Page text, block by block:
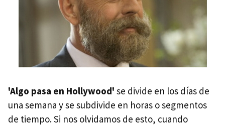
'Algo pasa en Hollywood' se divide en los días de
una semana y se subdivide en horas o segmentos
de tiempo. Si nos olvidamos de esto, cuando